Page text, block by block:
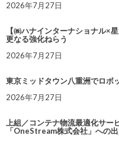
2026年7月27日
【㈱ハナインターナショナル×
更なる強化ねらう
2026年7月27日
東京ミッドタウン八重洲でロボ
2026年7月27日
上組／コンテナ物流最適化サ
「OneStream株式会社」への